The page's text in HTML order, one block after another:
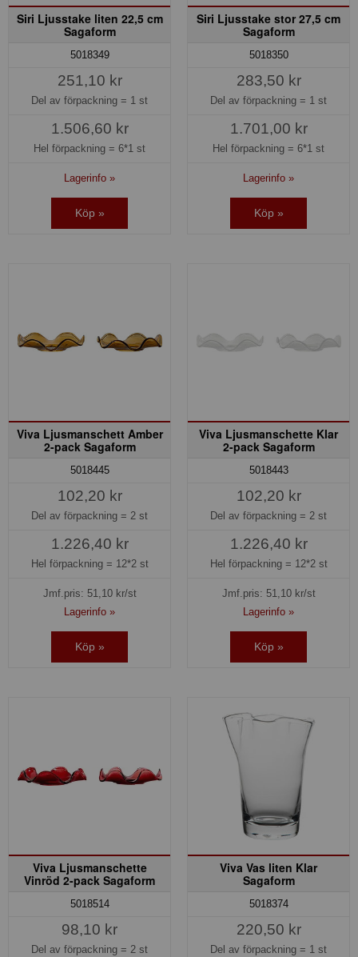
Siri Ljusstake liten 22,5 cm
Sagaform
5018349
251,10 kr
Del av förpackning = 1 st
1.506,60 kr
Hel förpackning = 6*1 st
Lagerinfo »
Köp »
Siri Ljusstake stor 27,5 cm
Sagaform
5018350
283,50 kr
Del av förpackning = 1 st
1.701,00 kr
Hel förpackning = 6*1 st
Lagerinfo »
Köp »
Viva Ljusmanschett Amber
2-pack Sagaform
5018445
102,20 kr
Del av förpackning = 2 st
1.226,40 kr
Hel förpackning = 12*2 st
Jmf.pris: 51,10kr/st
Lagerinfo »
Köp »
Viva Ljusmanschette Klar
2-pack Sagaform
5018443
102,20 kr
Del av förpackning = 2 st
1.226,40 kr
Hel förpackning = 12*2 st
Jmf.pris: 51,10kr/st
Lagerinfo »
Köp »
Viva Ljusmanschette
Vinröd 2-pack Sagaform
5018514
98,10 kr
Del av förpackning = 2 st
Viva Vas liten Klar
Sagaform
5018374
220,50 kr
Del av förpackning = 1 st